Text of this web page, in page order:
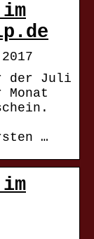
der Juli
…